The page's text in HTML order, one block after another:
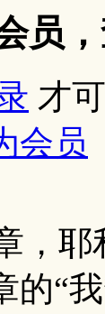
员
才
会员
利
的“